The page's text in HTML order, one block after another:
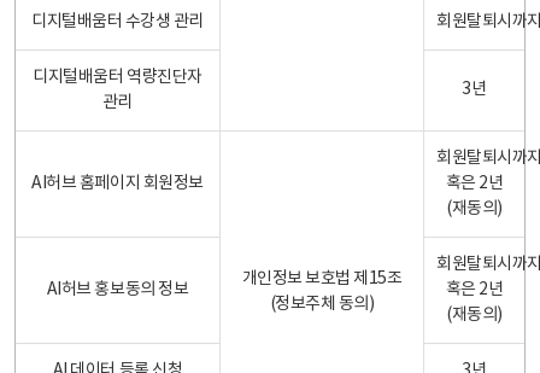
디지털배움터 수강생 관리 회원탈퇴시까
디지털배움터 역량진단자
관리
3년
AI허브 홈페이지 회원정보
개인정보 보호법 제15조
(정보주체 동의)
회원탈퇴시까
혹은 2년
(재동의)
AI허브 홍보동의 정보
회원탈퇴시까
혹은 2년
(재동의)